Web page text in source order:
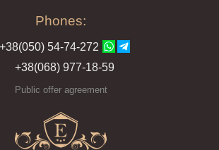
Phones:
+38(050) 54-74-272
+38(068) 977-18-59
Public offer agreement